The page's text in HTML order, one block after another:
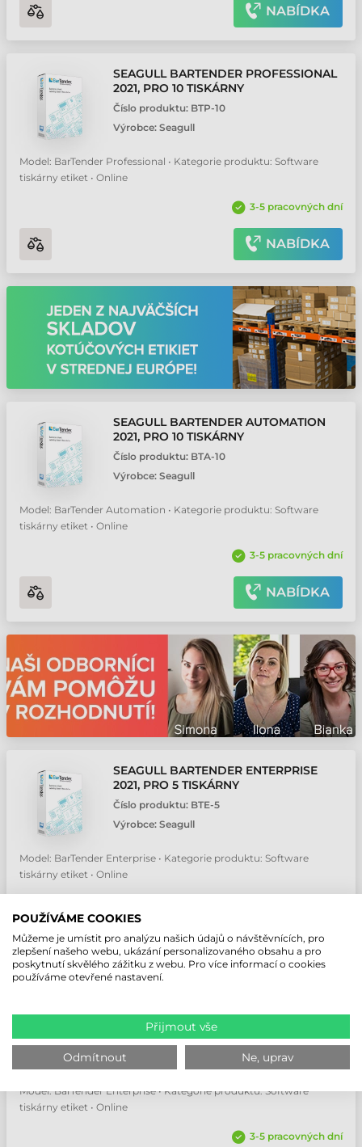
NABÍDKA
SEAGULL BARTENDER PROFESSIONAL
2021, PRO 10 TISKÁRNY
Číslo produktu: BTP-10
Výrobce: Seagull
Model: BarTender Professional • Kategorie produktu: Software
tiskárny etiket • Online
3-5 pracovných dní
NABÍDKA
SEAGULL BARTENDER AUTOMATION
2021, PRO 10 TISKÁRNY
Číslo produktu: BTA-10
Výrobce: Seagull
Model: BarTender Automation • Kategorie produktu: Software
tiskárny etiket • Online
3-5 pracovných dní
NABÍDKA
SEAGULL BARTENDER ENTERPRISE
2021, PRO 5 TISKÁRNY
Číslo produktu: BTE-5
Výrobce: Seagull
Model: BarTender Enterprise • Kategorie produktu: Software
tiskárny etiket • Online
NABÍDKA
2021, PRO 10 TISKÁRNY
Číslo produktu:BTE-10
Výrobce:
Model: BarTender Enterprise • Kategorie produktu: Software
tiskárny etiket • Online
3-5 pracovných dní
POUŽÍVÁME COOKIES
Můžeme je umístit pro analýzu našich údajů o návštěvnících, pro
zlepšení našeho webu, ukázání personalizovaného obsahu a pro
poskytnutí skvělého zážitku z webu. Pro více informací o cookies
používáme otevřené nastavení.
Přijmout vše
Odmítnout Ne, uprav